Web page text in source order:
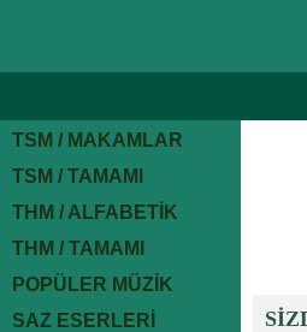
TSM / MAKAMLAR
TSM / TAMAMI
THM / ALFABETİK
THM / TAMAMI
POPÜLER MÜZİK
SAZ ESERLERİ